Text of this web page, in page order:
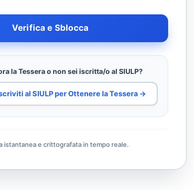
Verifica e Sblocca
la Tessera o non sei iscritta/o al SIULP?
al SIULP per Ottenere la Tessera →
istantanea e crittografata in tempo reale.